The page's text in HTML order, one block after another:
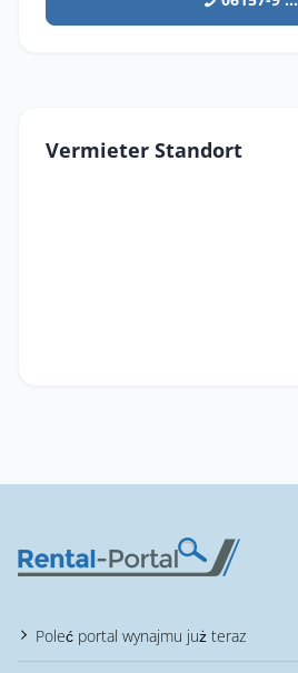
Vermieter Standort
Poleć portal wynajmu już teraz